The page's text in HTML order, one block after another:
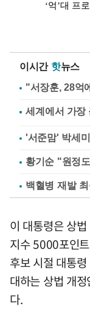
이시간 핫뉴스
"서장훈, 28억
'서준맘' 박세
황기순 "원정
백혈병 재발
이 대통령은 상
지수 5000포인
후보 시절 대통
대하는 상법 개
다.